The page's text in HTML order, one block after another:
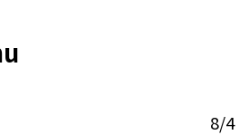
8/4（